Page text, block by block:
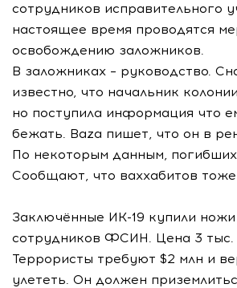
сотрудников исправительного
настоящее время проводятся
освобождению заложников.
В заложниках – руководство.
известно, что начальник
но поступила информация что
бежать. Baza пишет, что он в
По некоторым данным,
Сообщают, что ваххабитов тоже
Заключённые ИК-19 купили
сотрудников ФСИН. Цена 3 тыс.
Террористы требуют $2 млн и
улететь. Он должен